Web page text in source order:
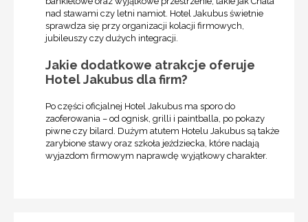
nad stawami czy letni namiot. Hotel Jakubus świetnie
sprawdza się przy organizacji kolacji firmowych,
jubileuszy czy dużych integracji.
Jakie dodatkowe atrakcje oferuje
Hotel Jakubus dla firm?
Po części oficjalnej Hotel Jakubus ma sporo do
zaoferowania – od ognisk, grilli i paintballa, po pokazy
piwne czy bilard. Dużym atutem Hotelu Jakubus są także
zarybione stawy oraz szkoła jeździecka, które nadają
wyjazdom firmowym naprawdę wyjątkowy charakter.